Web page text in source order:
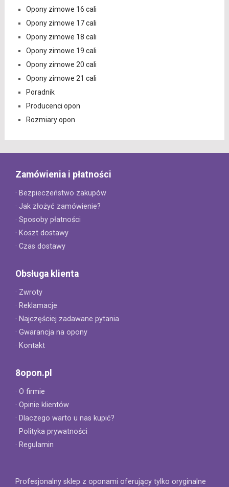
Opony zimowe 16 cali
Opony zimowe 17 cali
Opony zimowe 18 cali
Opony zimowe 19 cali
Opony zimowe 20 cali
Opony zimowe 21 cali
Poradnik
Producenci opon
Rozmiary opon
Zamówienia i płatności
· Bezpieczeństwo zakupów
· Jak złożyć zamówienie?
· Sposoby płatności
· Koszt dostawy
· Czas dostawy
Obsługa klienta
· Zwroty
· Reklamacje
· Najczęściej zadawane pytania
· Gwarancja na opony
· Kontakt
8opon.pl
· O firmie
· Opinie klientów
· Dlaczego warto u nas kupić?
· Polityka prywatności
· Regulamin
Profesjonalny sklep z oponami oferujący tylko oryginalne